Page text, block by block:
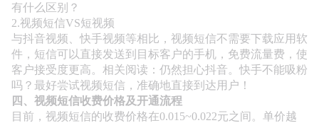
有什么区别？
2.视频短信VS短视频
与抖音视频、快手视频等相比，视频短信不需要下载应用软
件，短信可以直接发送到目标客户的手机，免费流量费，使
客户接受度更高。相关阅读：仍然担心抖音。快手不能吸粉
吗？最好尝试视频短信，准确地直接到达用户！
四、视频短信收费价格及开通流程
目前，视频短信的收费价格在0.015~0.022元之间。单价越